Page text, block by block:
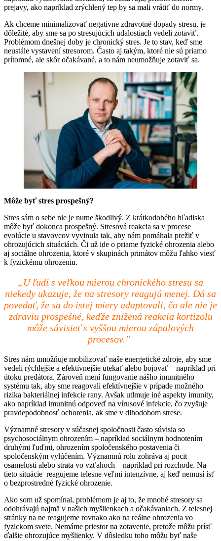
prejavy, ako napríklad zrýchlený tep by sa mali vrátiť do normy.
Ak chceme minimalizovať negatívne zdravotné dopady stresu, je
dôležité, aby sme sa po stresujúcich udalostiach vedeli zotaviť.
Problémom dnešnej doby je chronický stres. Je to stav, keď sme
neustále vystavení stresorom. Často aj takým, ktoré nie sú priamo
prítomné, ale skôr očakávané, a to nám neumožňuje zotaviť sa.
Môže byť stres prospešný?
Stres sám o sebe nie je nutne škodlivý. Z krátkodobého hľadiska
môže byť dokonca prospešný. Stresová reakcia sa v procese
evolúcie u stavovcov vyvinula tak, aby nám pomáhala prežiť v
ohrozujúcich situáciách. Či už ide o priame fyzické ohrozenia alebo
aj sociálne ohrozenia, ktoré v skupinách primátov môžu ľahko viesť
k fyzickému ohrozeniu.
„U ľudí s veľkou mierou chronického stresu sa
niekedy ukazuje, že na stresory reagujú menej. Dá sa
povedať, že sa do istej miery adaptovali, čo ale nie je
zdraviu prospešné, keďže znížená reakcia kortizolu
môže súvisieť s vyššou mierou zápalových
procesov.”
Stres nám umožňuje mobilizovať naše energetické zdroje, aby sme
vedeli rýchlejšie a efektívnejšie utekať alebo bojovať – napríklad pri
útoku predátora. Zároveň mení fungovanie nášho imunitného
systému tak, aby sme reagovali efektívnejšie v prípade možného
rizika bakteriálnej infekcie rany. Avšak utlmuje iné aspekty imunity,
ako napríklad imunitnú odpoveď na vírusové infekcie, čo zvyšuje
pravdepodobnosť ochorenia, ak sme v dlhodobom strese.
Významné stresory v súčasnej spoločnosti často súvisia so
psychosociálnym ohrozením – napríklad sociálnym hodnotením
druhými ľuďmi, ohrozením spoločenského postavenia či
spoločenským vylúčením. Významnú rolu zohráva aj pocit
osamelosti alebo strata vo vzťahoch – napríklad pri rozchode. Na
tieto situácie reagujeme telesne veľmi intenzívne, aj keď nemusí ísť
o bezprostredné fyzické ohrozenie.
Ako som už spomínal, problémom je aj to, že mnohé stresory sa
odohrávajú najmä v našich myšlienkach a očakávaniach. Z telesnej
stránky na ne reagujeme rovnako ako na reálne ohrozenia vo
fyzickom svete. Nemáme priestor na zotavenie, pretože môžu prísť
ďalšie ohrozujúce myšlienky. V dôsledku toho môžu byť naše